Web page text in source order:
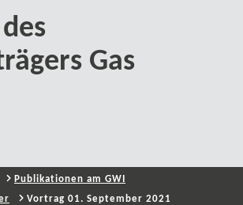
Gas
Publikationen am GWI
Vortrag 01. September 2021